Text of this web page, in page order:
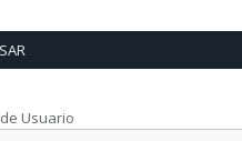
Usuario